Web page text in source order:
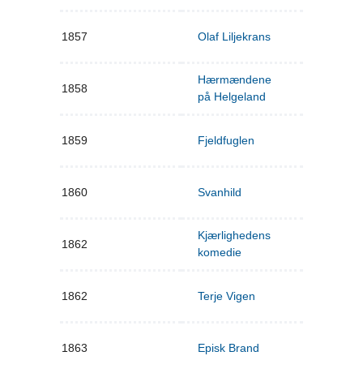
1857 Olaf Liljekrans
1858
Hærmændene
på Helgeland
1859 Fjeldfuglen
1860 Svanhild
1862
Kjærlighedens
komedie
1862 Terje Vigen
1863 Episk Brand